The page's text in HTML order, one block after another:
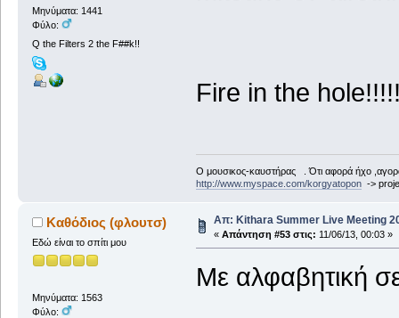
Μηνύματα: 1441
Φύλο:
Q the Filters 2 the F##k!!
Fire in the
Ο μουσικος-καυστήρας . Ότι αφορά ήχο
http://www.myspace.com/korgyatopon->
Καθόδιος (φλουτσ)
Εδώ είναι το σπίτι μου
Μηνύματα: 1563
Φύλο:
Απ: Kithara Summer Live Meeting
« Απάντηση #53 στις: 11/06/13, 00:03 »
Με αλφαβητική